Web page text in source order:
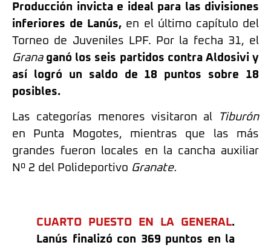
Producción invicta e ideal para las divisiones
inferiores de Lanús, en el último capítulo del
Torneo de Juveniles LPF. Por la fecha 31, el
Granaganó los seis partidos contra Aldosivi y
así logró un saldo de 18 puntos sobre 18
posibles.
Las categorías menores visitaron al
Tiburón
en Punta Mogotes, mientras que las más
grandes fueron locales en la cancha auxiliar
Nº 2 del Polideportivo Granate.
CUARTO PUESTO EN LA GENERAL.
Lanús finalizó con 369 puntos en la